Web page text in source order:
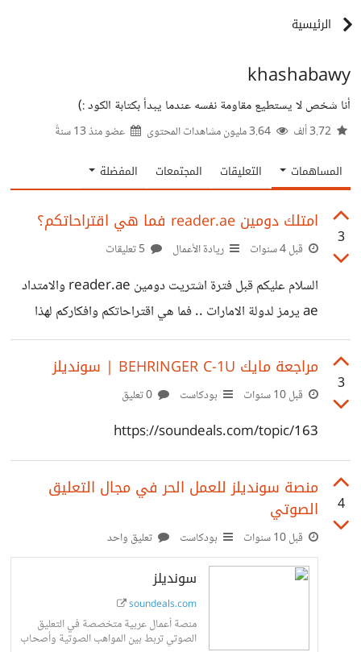
الرئيسية
khashabawy
أنا شخص لا يستطيع مقاومة نفسه عندما يبدأ بكتابة الكود :)
عضو منذ13 سنةً
المساهمات التعليقات المجتمعات المفضلة
3
امتلك دومين reader.ae فما هي اقتراحاتكم؟
قبل 4 سنوات ريادة الأعمال
السلام عليكم قبل فترة اشتريت دومين reader.ae والامتداد
ae يرمز لدولة الامارات .. فما هي اقتراحاتكم وافكاركم لهذا
النطاق
3
مراجعة مايك BEHRINGER C-1U | سونديلز
قبل 10 سنوات بودكاست
https://soundeals.com/topic/163
4
منصة سونديلز للعمل الحر في مجال التعليق
الصوتي
قبل 10 سنوات بودكاست تعليق واحد
سونديلز
soundeals.com
منصة أعمال عربية متخصصة في التعليق
الصوتي تربط بين المواهب الصوتية وأصحاب